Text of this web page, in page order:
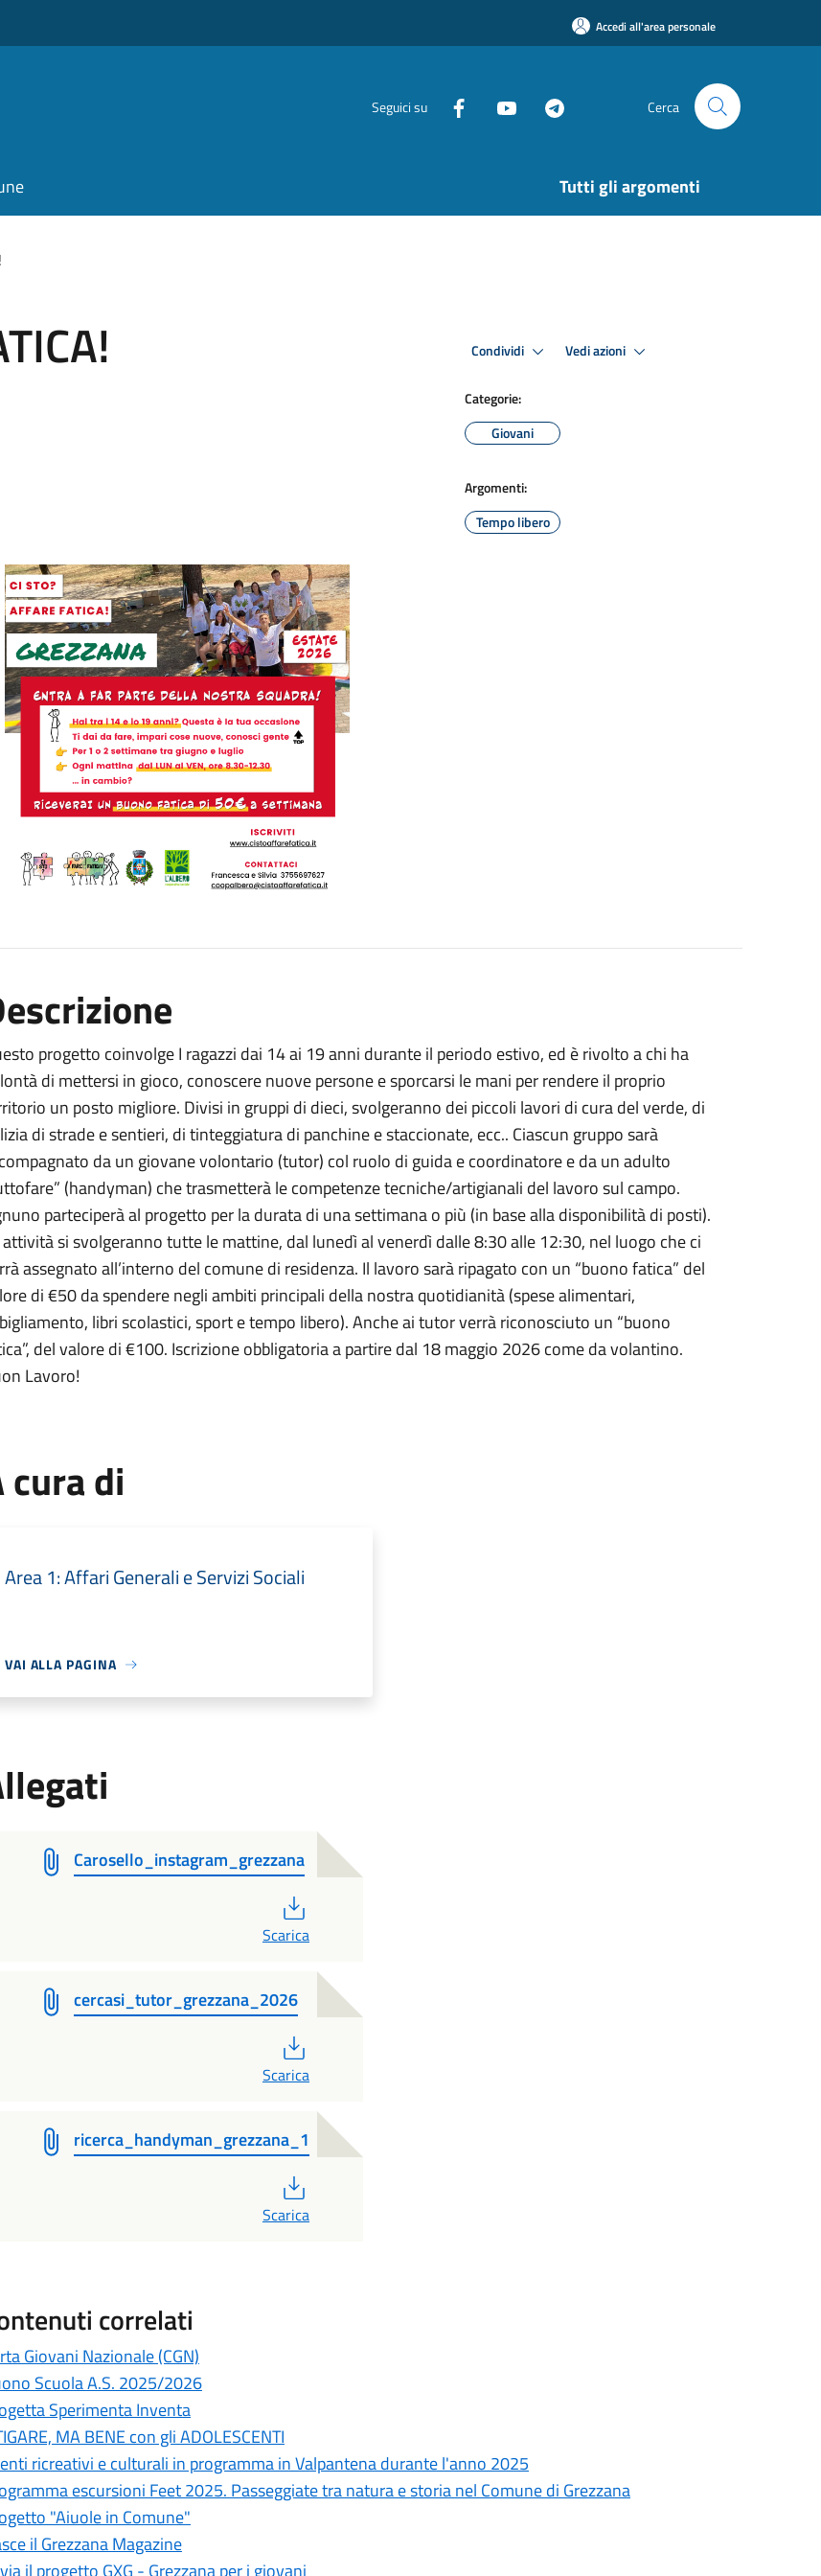
Accedi all'area personale
Seguici su Cerca
Tutti gli argomenti
Condividi Vedi azioni
Categorie:
Giovani
Argomenti:
Tempo libero
progetto coinvolge I ragazzi dai 14 ai 19 anni durante il periodo estivo, ed è rivolto a chi ha
di mettersi in gioco, conoscere nuove persone e sporcarsi le mani per rendere il proprio
un posto migliore. Divisi in gruppi di dieci, svolgeranno dei piccoli lavori di cura del verde, di
di strade e sentieri, di tinteggiatura di panchine e staccionate, ecc.. Ciascun gruppo sarà
da un giovane volontario (tutor) col ruolo di guida e coordinatore e da un adulto
(handyman) che trasmetterà le competenze tecniche/artigianali del lavoro sul campo.
parteciperà al progetto per la durata di una settimana o più (in base alla disponibilità di posti).
attività si svolgeranno tutte le mattine, dal lunedì al venerdì dalle 8:30 alle 12:30, nel luogo che ci
assegnato all’interno del comune di residenza. Il lavoro sarà ripagato con un “buono fatica” del
di €50 da spendere negli ambiti principali della nostra quotidianità (spese alimentari,
libri scolastici, sport e tempo libero). Anche ai tutor verrà riconosciuto un “buono
del valore di €100. Iscrizione obbligatoria a partire dal 18 maggio 2026 come da volantino.
Lavoro!
cura di
Area 1: Affari Generali e Servizi Sociali
VAI ALLA PAGINA
Carosello_instagram_grezzana
Scarica
cercasi_tutor_grezzana_2026
Scarica
ricerca_handyman_grezzana_1
Scarica
correlati
Giovani Nazionale (CGN)
Scuola A.S. 2025/2026
Sperimenta Inventa
MA BENE con gli ADOLESCENTI
ricreativi e culturali in programma in Valpantena durante l'anno 2025
escursioni Feet 2025. Passeggiate tra natura e storia nel Comune di Grezzana
"Aiuole in Comune"
il Grezzana Magazine
il progetto GXG - Grezzana per i giovani